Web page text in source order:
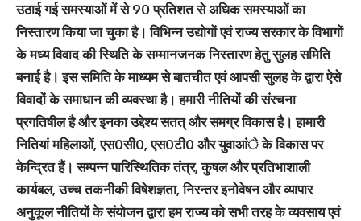
उठाई गई समस्याओं में से 90 प्रतिशत से अधिक समस्याओं का
निस्तारण किया जा चुका है। विभिन्न उद्योगों एवं राज्य सरकार के विभागों
के मध्य विवाद की स्थिति के सम्मानजनक निस्तारण हेतु सुलह समिति
बनाई है। इस समिति के माध्यम से बातचीत एवं आपसी सुलह के द्वारा ऐसे
विवादों के समाधान की व्यवस्था है। हमारी नीतियों की संरचना
प्रगतिषील है और इनका उद्देश्य सतत् और समग्र विकास है। हामारी
नितियां महिलाओं, एस0सी0, एस0टी0 और युवाआंे के विकास पर
केन्द्रित हैं। सम्पन्न पारिस्थितिक तंत्र, कुषल और प्रतिभाशाली
कार्यबल, उच्च तकनीकी विषेशज्ञता, निरन्तर इनोवेषन और व्यापार
अनुकूल नीतियों के संयोजन द्वारा हम राज्य को सभी तरह के व्यवसाय एवं